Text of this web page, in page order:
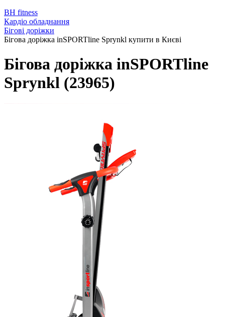
BH fitness
Кардіо обладнання
Бігові доріжки
Бігова доріжка inSPORTline Sprynkl купити в Києві
Бігова доріжка inSPORTline
Sprynkl (23965)